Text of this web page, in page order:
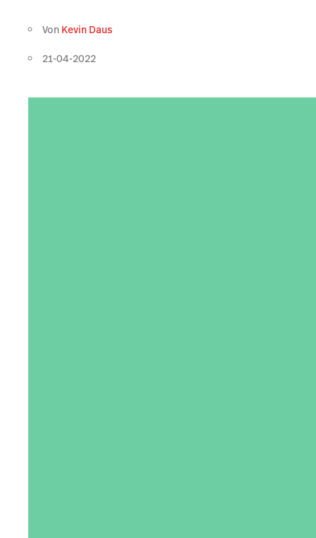
Von Kevin Daus
21-04-2022